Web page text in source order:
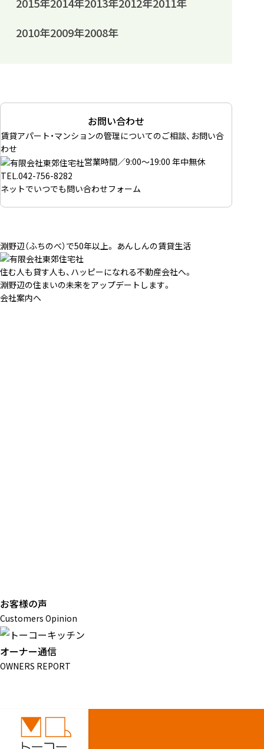
2015年2014年2013年2012年2011年
2010年2009年2008年
お問い合わせ
賃貸アパート・マンションの管理についてのご相談、お問い合
わせ
営業時間／9:00～19:00 年中無休
TEL.042-756-8282
ネットでいつでも問い合わせフォーム
淵野辺（ふちのべ）で50年以上。 あんしんの賃貸生活
住む人も貸す人も、ハッピーになれる不動産会社へ。
淵野辺の住まいの未来をアップデートします。
会社案内へ
お客様の声
Customers Opinion
オーナー通信
OWNERS REPORT